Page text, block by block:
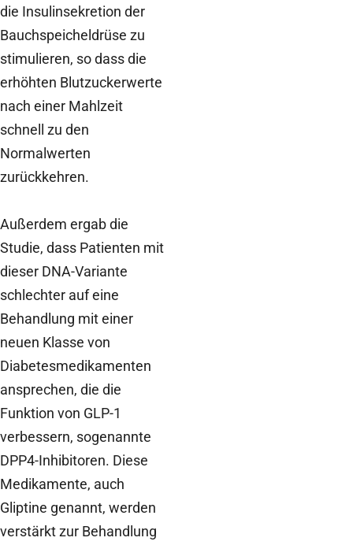
die Insulinsekretion der
Bauchspeicheldrüse zu
stimulieren, so dass die
erhöhten Blutzuckerwerte
nach einer Mahlzeit
schnell zu den
Normalwerten
zurückkehren.
Außerdem ergab die
Studie, dass Patienten mit
dieser DNA-Variante
schlechter auf eine
Behandlung mit einer
neuen Klasse von
Diabetesmedikamenten
ansprechen, die die
Funktion von GLP-1
verbessern, sogenannte
DPP4-Inhibitoren. Diese
Medikamente, auch
Gliptine genannt, werden
verstärkt zur Behandlung